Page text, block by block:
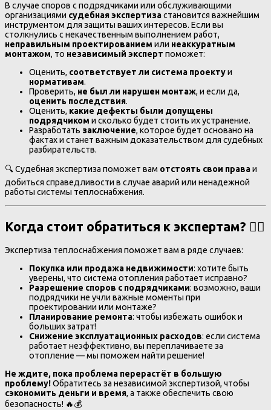
В случае споров с подрядчиками или обслуживающими
организациями судебная экспертизастановится важнейшим
инструментом для защиты ваших интересов. Если вы
столкнулись с некачественным выполнением работ,
неправильным проектированием или неаккуратным
монтажом, то независимый эксперт поможет:
Оценить, соответствует ли система проектуи
нормативам.
Проверить, не был ли нарушен монтаж, и если да,
оценить последствия.
Оценить, какие дефекты были допущены
подрядчиком и сколько будет стоить их устранение.
Разработать заключение, которое будет основано на
фактах и станет важным доказательством для судебных
разбирательств.
🔍 Судебная экспертиза поможет вам отстоять свои праваи
добиться справедливости в случае аварий или ненадежной
работы системы теплоснабжения.
Когда стоит обратиться к экспертам? 🕵️‍♂️
Экспертиза теплоснабжения поможет вам в ряде случаев:
Покупка или продажа недвижимости: хотите быть
уверены, что система отопления работает исправно?
Разрешение споров с подрядчиками: возможно, ваши
подрядчики не учли важные моменты при
проектировании или монтаже?
Планирование ремонта: чтобы избежать ошибок и
больших затрат!
Снижение эксплуатационных расходов: если система
работает неэффективно, вы переплачиваете за
отопление — мы поможем найти решение!
Не ждите, пока проблема перерастёт в большую
проблему!Обратитесь за независимой экспертизой, чтобы
сэкономить деньги и время, а также обеспечить свою
безопасность! 🔥💰